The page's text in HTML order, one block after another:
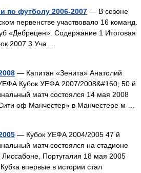
по футболу 2006-2007 — В сезоне
первенстве участвовало 16 команд.
«Дебрецен». Содержание 1 Итоговая
2007 3 Уча …
— Капитан «Зенита» Анатолий
Кубок УЕФА 2007/2008&#160; 50 й
матч состоялся 14 мая 2008
оф Манчестер» в Манчестере м …
— Кубок УЕФА 2004/2005 47 й
матч состоялся на стадионе
Португалия 18 мая 2005
впервые в истории стал